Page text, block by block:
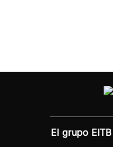
El grupo EITB